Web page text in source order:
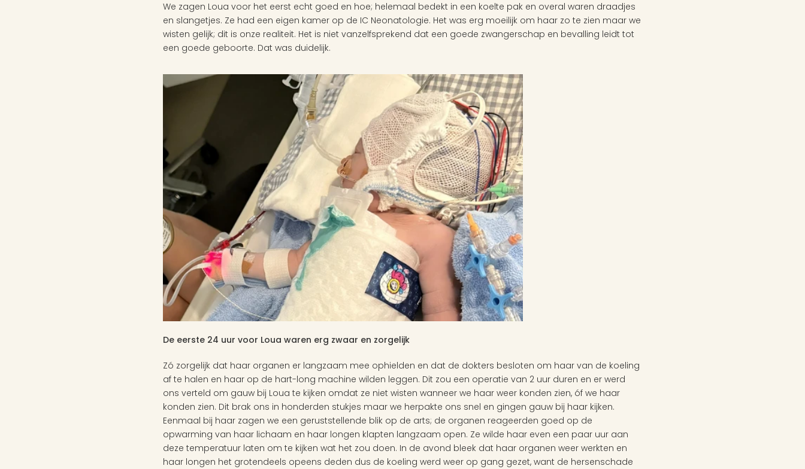
We zagen Loua voor het eerst echt goed en hoe; helemaal bedekt in een koelte pak en overal waren draadjes
en slangetjes. Ze had een eigen kamer op de IC Neonatologie. Het was erg moeilijk om haar zo te zien maar we
wisten gelijk; dit is onze realiteit. Het is niet vanzelfsprekend dat een goede zwangerschap en bevalling leidt tot
een goede geboorte. Dat was duidelijk.
De eerste 24 uur voor Loua waren erg zwaar en zorgelijk
Zó zorgelijk dat haar organen er langzaam mee ophielden en dat de dokters besloten om haar van de koeling
af te halen en haar op de hart-long machine wilden leggen. Dit zou een operatie van 2 uur duren en er werd
ons verteld om gauw bij Loua te kijken omdat ze niet wisten wanneer we haar weer konden zien, óf we haar
konden zien. Dit brak ons in honderden stukjes maar we herpakte ons snel en gingen gauw bij haar kijken.
Eenmaal bij haar zagen we een geruststellende blik op de arts; de organen reageerden goed op de
opwarming van haar lichaam en haar longen klapten langzaam open. Ze wilde haar even een paar uur aan
deze temperatuur laten om te kijken wat het zou doen. In de avond bleek dat haar organen weer werkten en
haar longen het grotendeels opeens deden dus de koeling werd weer op gang gezet, want de hersenschade